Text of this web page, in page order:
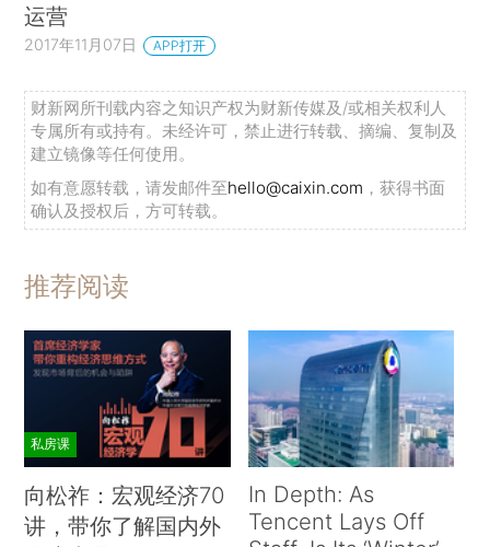
运营
2017年11月07日 APP打开
财新网所刊载内容之知识产权为财新传媒及/或相关权利人
专属所有或持有。未经许可，禁止进行转载、摘编、复制及
建立镜像等任何使用。
如有意愿转载，请发邮件至hello@caixin.com ，获得书面
确认及授权后，方可转载。
推荐阅读
私房课
向松祚：宏观经济70
讲，带你了解国内外
In Depth: As
Tencent Lays Off